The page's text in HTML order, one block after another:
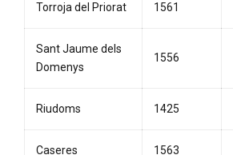
Torroja del Priorat 1561
Sant Jaume dels
Domenys
1556
Riudoms 1425
Caseres 1563